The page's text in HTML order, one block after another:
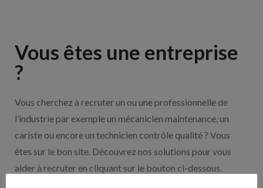
Vous êtes une entreprise
?
Vous cherchez à recruter un ou une professionnelle de
l’industrie par exemple un mécanicien maintenance, un
cariste ou encore un technicien contrôle qualité ? Vous
êtes sur le bon site. Découvrez nos solutions pour vous
aider à recruter en cliquant sur le bouton ci-dessous.